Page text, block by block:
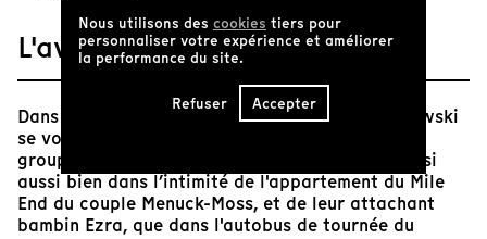
L'avis de Tënk
Dans Appel à l’anxiété générale !, Helene Klodawski
se voit offrir un accès inédit au quotidien d’un
groupe de musique indépendant. Elle plonge ainsi
aussi bien dans l’intimité de l'appartement du Mile
End du couple Menuck-Moss, et de leur attachant
bambin Ezra, que dans l'autobus de tournée du
Nous utilisons des cookies tiers pour
personnaliser votre expérience et améliorer
la performance du site.
Refuser Accepter